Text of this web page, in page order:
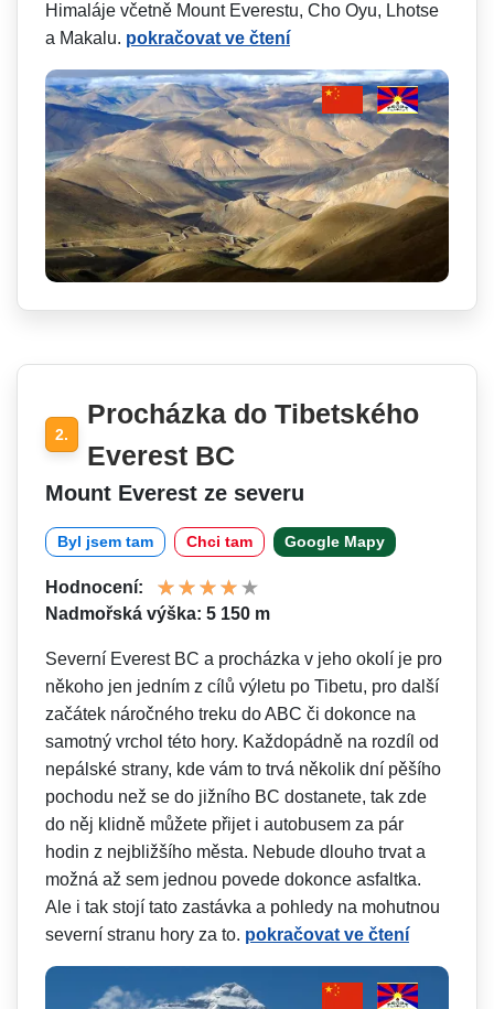
Himaláje včetně Mount Everestu, Cho Oyu, Lhotse
a Makalu. pokračovat ve čtení
2.
Procházka do Tibetského
Everest BC
Mount Everest ze severu
Byl jsem tam Chci tam Google Mapy
Hodnocení:
Nadmořská výška: 5 150 m
Severní Everest BC a procházka v jeho okolí je pro
někoho jen jedním z cílů výletu po Tibetu, pro další
začátek náročného treku do ABC či dokonce na
samotný vrchol této hory. Každopádně na rozdíl od
nepálské strany, kde vám to trvá několik dní pěšího
pochodu než se do jižního BC dostanete, tak zde
do něj klidně můžete přijet i autobusem za pár
hodin z nejbližšího města. Nebude dlouho trvat a
možná až sem jednou povede dokonce asfaltka.
Ale i tak stojí tato zastávka a pohledy na mohutnou
severní stranu hory za to. pokračovat ve čtení